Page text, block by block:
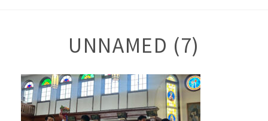
UNNAMED (7)